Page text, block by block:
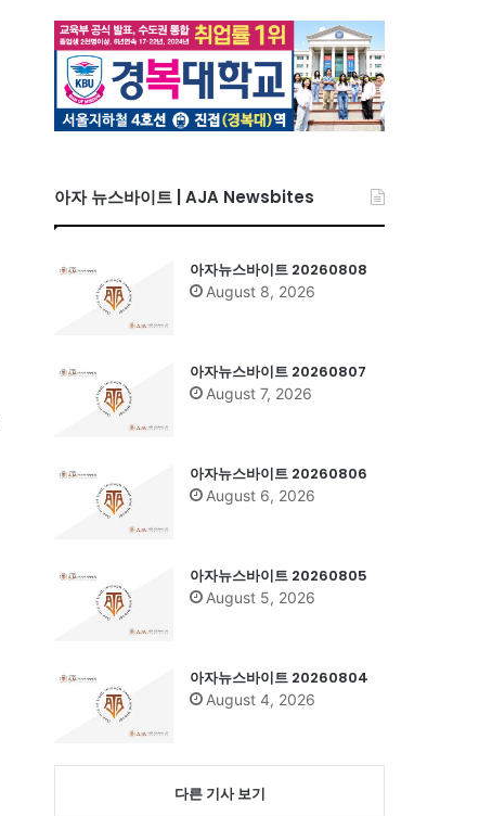
아자 뉴스바이트 | AJA Newsbites
아자뉴스바이트 20260808
August 8, 2026
아자뉴스바이트 20260807
August 7, 2026
아자뉴스바이트 20260806
August 6, 2026
아자뉴스바이트 20260805
August 5, 2026
아자뉴스바이트 20260804
August 4, 2026
다른 기사 보기